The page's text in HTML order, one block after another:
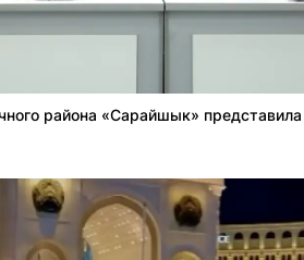
района «Сарайшык»